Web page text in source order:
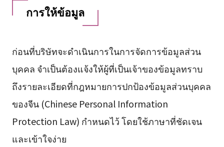
การให้ข้อมูล
ก่อนที่บริษัทจะดำเนินการในการจัดการข้อมูลส่วน
บุคคล จำเป็นต้องแจ้งให้ผู้ที่เป็นเจ้าของข้อมูลทราบ
ถึงรายละเอียดที่กฎหมายการปกป้องข้อมูลส่วนบุคคล
ของจีน (Chinese Personal Information
Protection Law) กำหนดไว้ โดยใช้ภาษาที่ชัดเจน
และเข้าใจง่าย